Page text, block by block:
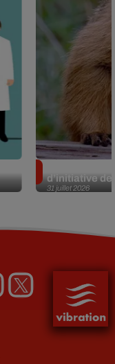
31 juillet 2026
d’initiative